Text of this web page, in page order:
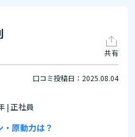
共有
口コミ投稿日：2025.08.04
| 正社員
原動力は？